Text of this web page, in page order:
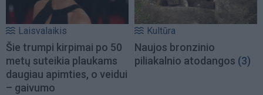
Laisvalaikis
Šie trumpi kirpimai po 50
metų suteikia plaukams
daugiau apimties, o veidui
– gaivumo
Kultūra
Naujos bronzinio
piliakalnio atodangos (3)